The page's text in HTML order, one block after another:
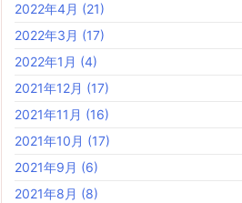
2022年4月 (21)
2022年3月 (17)
2022年1月 (4)
2021年12月 (17)
2021年11月 (16)
2021年10月 (17)
2021年9月 (6)
2021年8月 (8)